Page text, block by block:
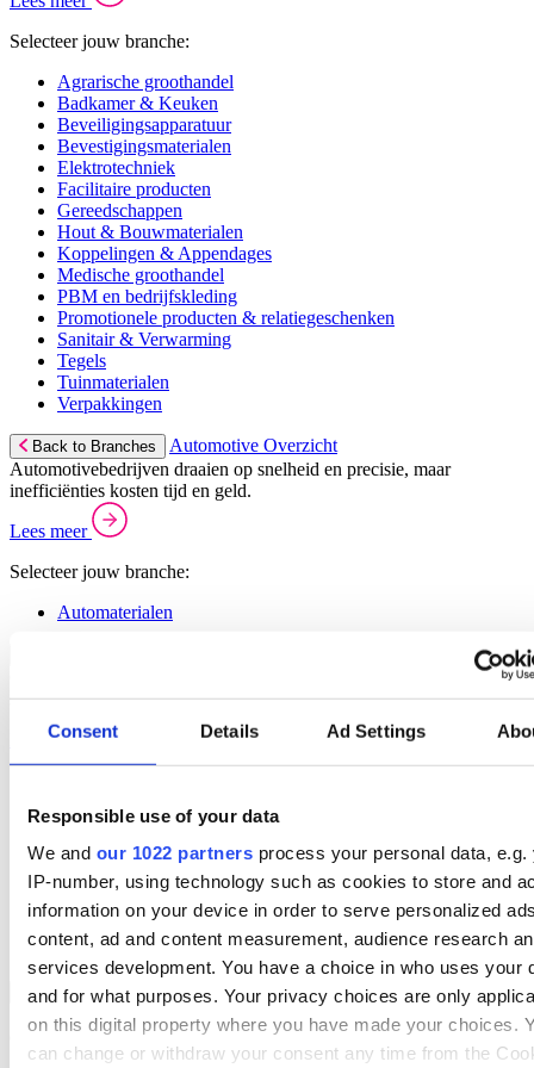
Consent Details Ad Settings
Responsible use of your data
We and our 1022 partners process your personal data, e.g.
IP-number, using technology such as cookies to store and
information on your device in order to serve personalized
content, ad and content measurement, audience research
services development. You have a choice in who uses your
and for what purposes. Your privacy choices are only
on this digital property where you have made your choices.
can change or withdraw your consent any time from the
Selecteer jouw branche:
Agrarische groothandel
Badkamer & Keuken
Beveiligingsapparatuur
Bevestigingsmaterialen
Elektrotechniek
Facilitaire producten
Gereedschappen
Hout & Bouwmaterialen
Koppelingen & Appendages
Medische groothandel
PBM en bedrijfskleding
Promotionele producten & relatiegeschenken
Sanitair & Verwarming
Tegels
Tuinmaterialen
Verpakkingen
Back to Branches
Automotive Overzicht
Automotivebedrijven draaien op snelheid en precisie, maar
inefficiënties kosten tijd en geld.
Lees meer
Selecteer jouw branche:
Automaterialen
software voor de verhuur.
Lees meer
Hoogwerkers & Liften
AV & Verlichting
Broadcast & Productie
Bouw & Machines
Olie & Gas
Party & Events
Machines & Gereedschap
Back to Branches
Field Service Overzicht
Stroomlijn je processen, neem betere beslissingen en geef je team
een boost met een alles-in-één field service platform.